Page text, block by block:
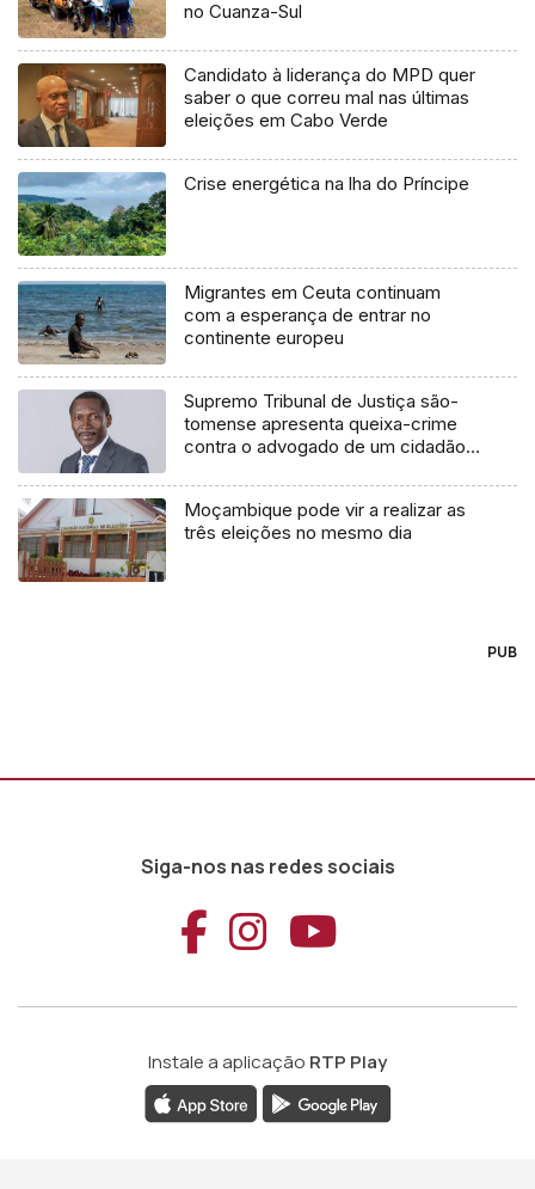
no Cuanza-Sul
Candidato à liderança do MPD quer
saber o que correu mal nas últimas
eleições em Cabo Verde
Crise energética na lha do Príncipe
Migrantes em Ceuta continuam
com a esperança de entrar no
continente europeu
Supremo Tribunal de Justiça são-
tomense apresenta queixa-crime
contra o advogado de um cidadão
Moçambique pode vir a realizar as
três eleições no mesmo dia
PUB
Siga-nos nas redes sociais
Aceder ao
Aceder ao
Aceder
Instale a aplicação RTP Play